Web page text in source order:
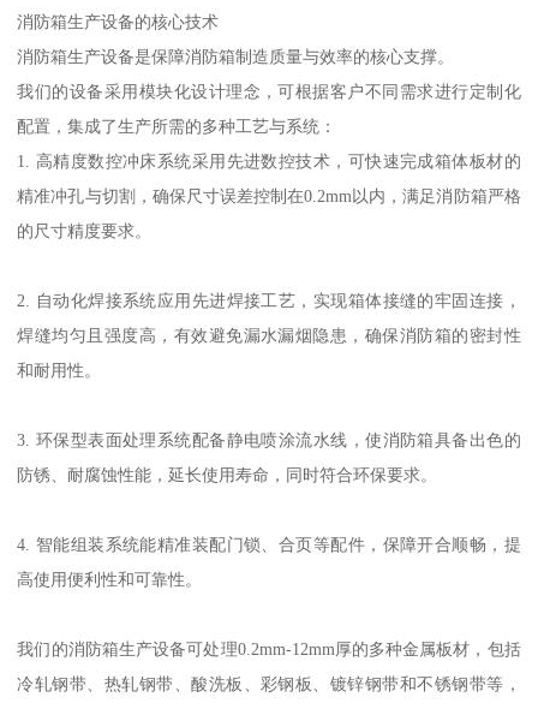
消防箱生产设备的核心技术
消防箱生产设备是保障消防箱制造质量与效率的核心支撑。
我们的设备采用模块化设计理念，可根据客户不同需求进行定制化
配置，集成了生产所需的多种工艺与系统：
1. 高精度数控冲床系统采用先进数控技术，可快速完成箱体板材的
精准冲孔与切割，确保尺寸误差控制在0.2mm以内，满足消防箱严格
的尺寸精度要求。
2. 自动化焊接系统应用先进焊接工艺，实现箱体接缝的牢固连接，
焊缝均匀且强度高，有效避免漏水漏烟隐患，确保消防箱的密封性
和耐用性。
3. 环保型表面处理系统配备静电喷涂流水线，使消防箱具备出色的
防锈、耐腐蚀性能，延长使用寿命，同时符合环保要求。
4. 智能组装系统能精准装配门锁、合页等配件，保障开合顺畅，提
高使用便利性和可靠性。
我们的消防箱生产设备可处理0.2mm-12mm厚的多种金属板材，包括
冷轧钢带、热轧钢带、酸洗板、彩钢板、镀锌钢带和不锈钢带等，